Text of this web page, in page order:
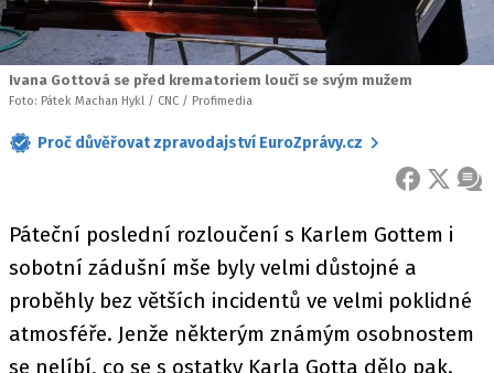
Ivana Gottová se před krematoriem loučí se svým mužem
Foto: Pátek Machan Hykl / CNC / Profimedia
Proč důvěřovat zpravodajství EuroZprávy.cz
FACEBOOK
X
Páteční poslední rozloučení s Karlem Gottem i
sobotní zádušní mše byly velmi důstojné a
proběhly bez větších incidentů ve velmi poklidné
atmosféře. Jenže některým známým osobnostem
se nelíbí, co se s ostatky Karla Gotta dělo pak.